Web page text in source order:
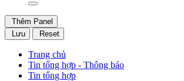
Thêm Panel
Lưu
Reset
Trang chủ
Tin tổng hợp - Thông báo
Tin tổng hợp